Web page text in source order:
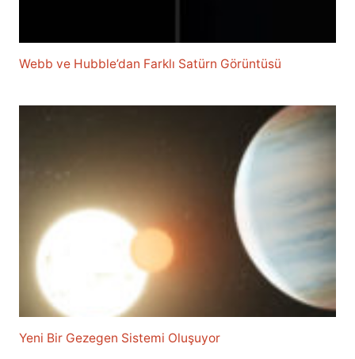
Webb ve Hubble’dan Farklı Satürn Görüntüsü
Yeni Bir Gezegen Sistemi Oluşuyor